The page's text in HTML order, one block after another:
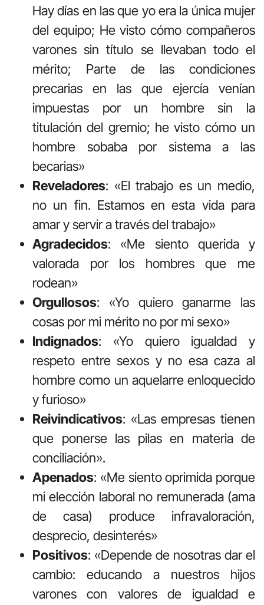
Hay días en las que yo era la única mujer
del equipo; He visto cómo compañeros
varones sin título se llevaban todo el
mérito; Parte de las condiciones
precarias en las que ejercía venían
impuestas por un hombre sin la
titulación del gremio; he visto cómo un
hombre sobaba por sistema a las
becarias»
Reveladores: «El trabajo es un medio,
no un fin. Estamos en esta vida para
amar y servir a través del trabajo»
Agradecidos: «Me siento querida y
valorada por los hombres que me
rodean»
Orgullosos: «Yo quiero ganarme las
cosas por mi mérito no por mi sexo»
Indignados: «Yo quiero igualdad y
respeto entre sexos y no esa caza al
hombre como un aquelarre enloquecido
y furioso»
Reivindicativos: «Las empresas tienen
que ponerse las pilas en materia de
conciliación».
Apenados: «Me siento oprimida porque
mi elección laboral no remunerada (ama
de casa) produce infravaloración,
desprecio, desinterés»
Positivos: «Depende de nosotras dar el
cambio: educando a nuestros hijos
varones con valores de igualdad e